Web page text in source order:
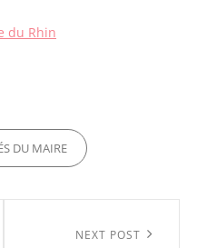
du Rhin
DU MAIRE
NEXT POST